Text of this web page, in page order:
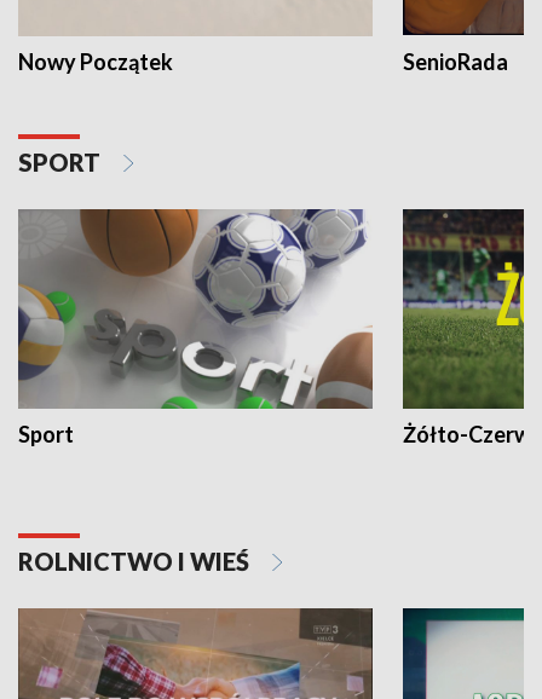
Nowy Początek SenioRada
SPORT
Sport Żółto-
ROLNICTWO I WIEŚ